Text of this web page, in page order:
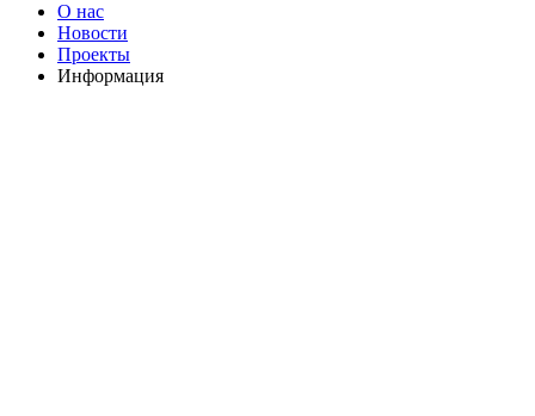
О нас
Новости
Проекты
Информация